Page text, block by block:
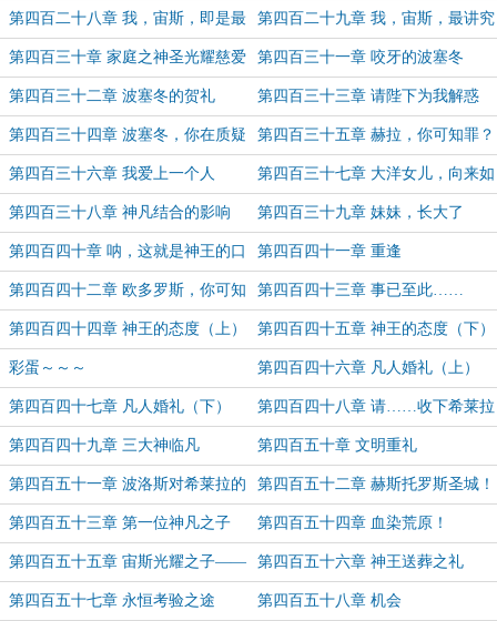
醒了
第四百二十八章 我，宙斯，即是最
终秩序！
第四百二十九章 我，宙斯，最讲究
民主啦！
第四百三十章 家庭之神圣光耀慈爱
圣母三姊妹！
第四百三十一章 咬牙的波塞冬
第四百三十二章 波塞冬的贺礼 第四百三十三章 请陛下为我解惑
第四百三十四章 波塞冬，你在质疑
什么？
第四百三十五章 赫拉，你可知罪？
第四百三十六章 我爱上一个人 第四百三十七章 大洋女儿，向来如
此
第四百三十八章 神凡结合的影响 第四百三十九章 妹妹，长大了
第四百四十章 呐，这就是神王的口
碑
第四百四十一章 重逢
第四百四十二章 欧多罗斯，你可知
罪
第四百四十三章 事已至此……
第四百四十四章 神王的态度（上） 第四百四十五章 神王的态度（下）
彩蛋～～～ 第四百四十六章 凡人婚礼（上）
第四百四十七章 凡人婚礼（下） 第四百四十八章 请……收下希莱拉
的一切吧……
第四百四十九章 三大神临凡 第四百五十章 文明重礼
第四百五十一章 波洛斯对希莱拉的
赠礼
第四百五十二章 赫斯托罗斯圣城！
人族新制！
第四百五十三章 第一位神凡之子 第四百五十四章 血染荒原！
第四百五十五章 宙斯光耀之子——
欧多罗斯，崩（14K）
第四百五十六章 神王送葬之礼
第四百五十七章 永恒考验之途 第四百五十八章 机会